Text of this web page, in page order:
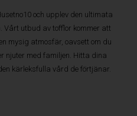
och upplev den ultimata
Vårt utbud av tofflor kommer att
mysig atmosfär, oavsett om du
njuter med familjen. Hitta dina
kärleksfulla vård de förtjänar.